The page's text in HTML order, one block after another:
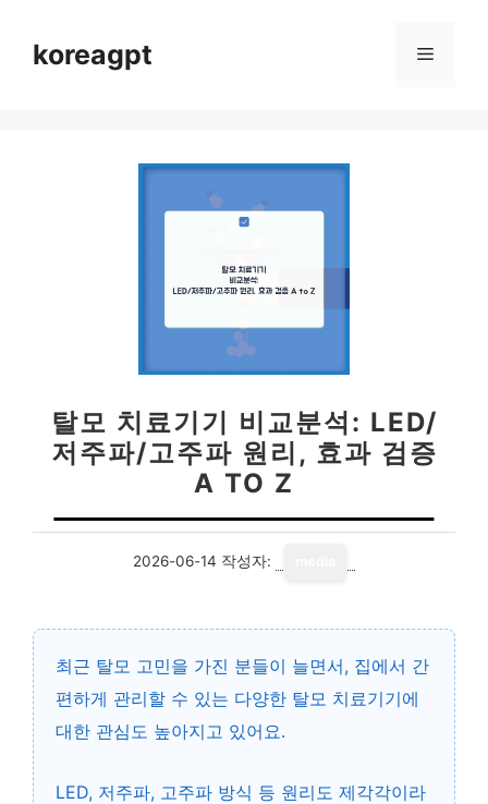
koreagpt 메
탈모 치료기기 비교분석: LED/
저주파/고주파 원리, 효과 검증
A TO Z
2026-06-14 작성자:
최근 탈모 고민을 가진 분들이 늘면서, 집에서 간
편하게 관리할 수 있는 다양한 탈모 치료기기에
대한 관심도 높아지고 있어요.
LED, 저주파, 고주파 방식 등 원리도 제각각이라